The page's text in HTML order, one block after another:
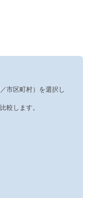
市区町村）を選択し
較します。